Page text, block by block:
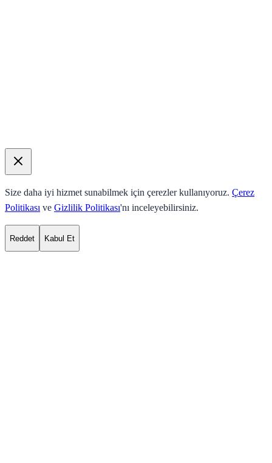
Size daha iyi hizmet sunabilmek için çerezler kullanıyoruz. Çerez
Politikası ve Gizlilik Politikası'nı inceleyebilirsiniz.
Reddet Kabul Et